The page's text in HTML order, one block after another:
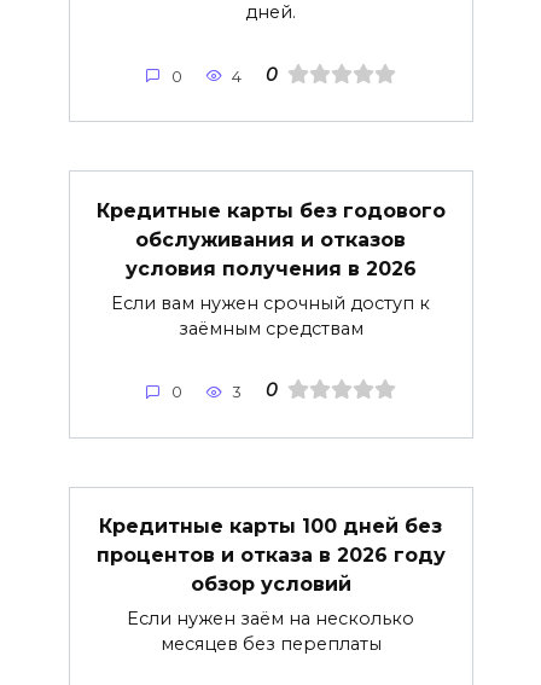
дней.
0 4 0
Кредитные карты без годового
обслуживания и отказов
условия получения в 2026
Если вам нужен срочный доступ к
заёмным средствам
0 3 0
Кредитные карты 100 дней без
процентов и отказа в 2026 году
обзор условий
Если нужен заём на несколько
месяцев без переплаты